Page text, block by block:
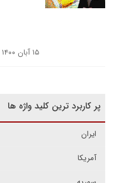
۱۵ آبان ۱۴۰۰
پر کاربرد ترین کلید واژه ها
ایران
آمریکا